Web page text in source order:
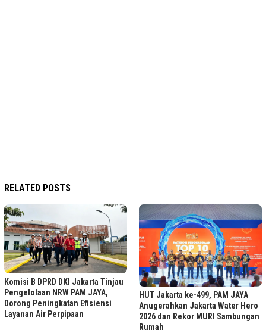
RELATED POSTS
Komisi B DPRD DKI Jakarta Tinjau
Pengelolaan NRW PAM JAYA,
Dorong Peningkatan Efisiensi
Layanan Air Perpipaan
HUT Jakarta ke-499, PAM JAYA
Anugerahkan Jakarta Water Hero
2026 dan Rekor MURI Sambungan
Rumah